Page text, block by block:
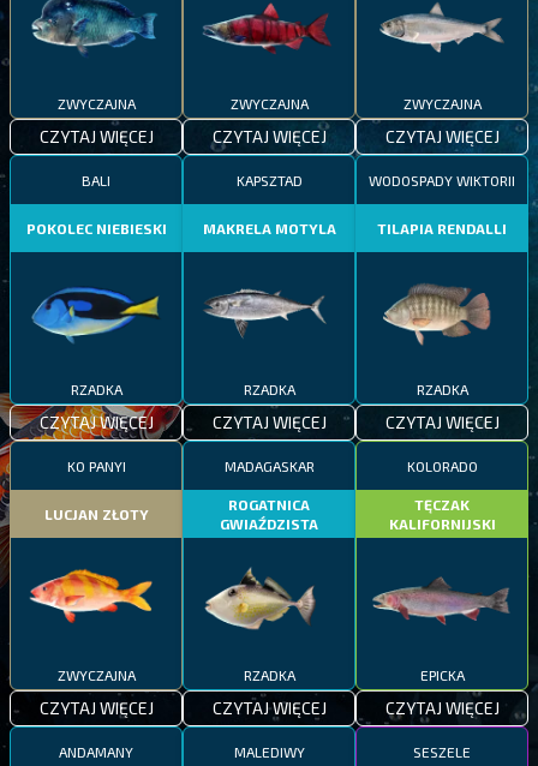
ZWYCZAJNA
CZYTAJ WIĘCEJ
ZWYCZAJNA
CZYTAJ WIĘCEJ
ZWYCZAJNA
CZYTAJ WIĘCEJ
BALI
POKOLEC NIEBIESKI
RZADKA
CZYTAJ WIĘCEJ
KAPSZTAD
MAKRELA MOTYLA
RZADKA
CZYTAJ WIĘCEJ
WODOSPADY WIKTORII
TILAPIA RENDALLI
RZADKA
CZYTAJ WIĘCEJ
KO PANYI
LUCJAN ZŁOTY
ZWYCZAJNA
CZYTAJ WIĘCEJ
MADAGASKAR
ROGATNICA
GWIAŹDZISTA
RZADKA
CZYTAJ WIĘCEJ
KOLORADO
TĘCZAK
KALIFORNIJSKI
EPICKA
CZYTAJ WIĘCEJ
ANDAMANY MALEDIWY SESZELE